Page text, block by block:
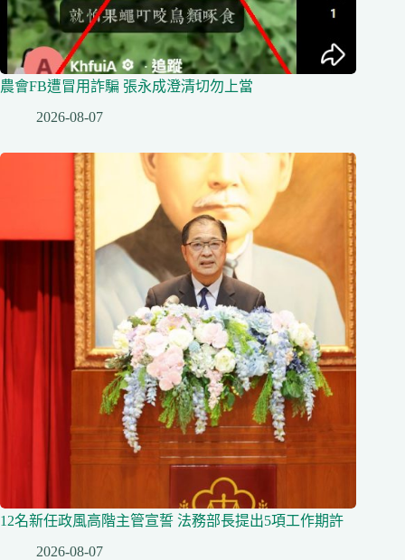
農會FB遭冒用詐騙 張永成澄清切勿上當
2026-08-07
12名新任政風高階主管宣誓 法務部長提出5項工作期許
2026-08-07